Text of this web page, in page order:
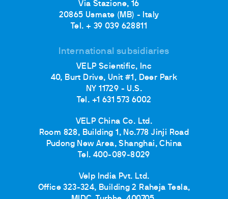
Via Stazione, 16
20865 Usmate (MB) - Italy
Tel. + 39 039 628811
International subsidiaries
VELP Scientific, Inc
40, Burt Drive, Unit #1, Deer Park
NY 11729 - U.S.
Tel. +1 631 573 6002
VELP China Co. Ltd.
Room 828, Building 1, No.778 Jinji Road
Pudong New Area, Shanghai, China
Tel. 400-089-8029
Velp India Pvt. Ltd.
Office 323-324, Building 2 Raheja Tesla,